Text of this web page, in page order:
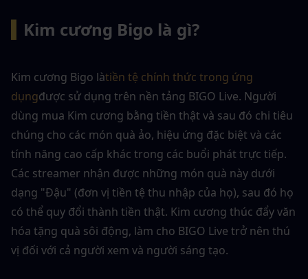
Kim cương Bigo là gì?
Kim cương Bigo làtiền tệ chính thức trong ứng
dụngđược sử dụng trên nền tảng BIGO Live. Người
dùng mua Kim cương bằng tiền thật và sau đó chi tiêu
chúng cho các món quà ảo, hiệu ứng đặc biệt và các
tính năng cao cấp khác trong các buổi phát trực tiếp.
Các streamer nhận được những món quà này dưới
dạng "Đậu" (đơn vị tiền tệ thu nhập của họ), sau đó họ
có thể quy đổi thành tiền thật. Kim cương thúc đẩy văn
hóa tặng quà sôi động, làm cho BIGO Live trở nên thú
vị đối với cả người xem và người sáng tạo.